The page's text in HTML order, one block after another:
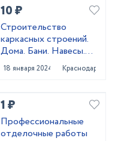
10 ₽
Строительство
каркасных строений.
Дома. Бани. Навесы.
Заборы
18 января 2024 Краснодар
1 ₽
Профессиональные
отделочные работы